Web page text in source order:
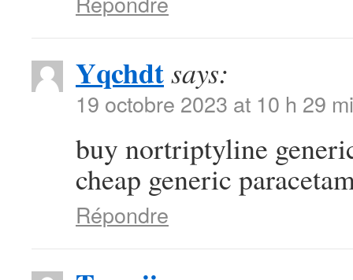
Yqchdtsays:
19 octobre 2023 at 10 h 29
buy nortriptyline
cheap generic
Répondre